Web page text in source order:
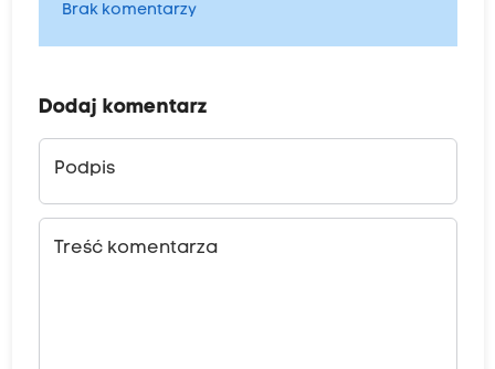
Brak komentarzy
Dodaj komentarz
Podpis
Treść komentarza